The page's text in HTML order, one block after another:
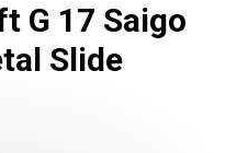
G 17 Saigo
Slide